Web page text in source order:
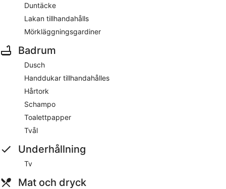
Duntäcke
Lakan tillhandahålls
Mörkläggningsgardiner
Badrum
Dusch
Handdukar tillhandahålles
Hårtork
Schampo
Toalettpapper
Tvål
Underhållning
Tv
Mat och dryck